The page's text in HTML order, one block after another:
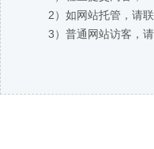
2）如网站托管，请
3）普通网站访客，